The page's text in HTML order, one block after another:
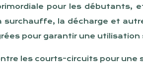
pour les débutants,
surchauffe, la décharge et
pour garantir une
les courts-circuits pour une